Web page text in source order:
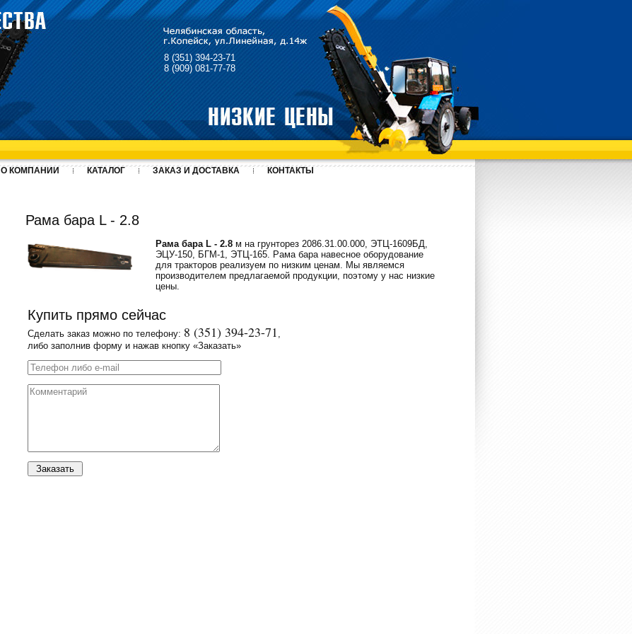
8 (351) 394-23-71
8 (909) 081-77-78
О КОМПАНИИ КАТАЛОГ ЗАКАЗ И ДОСТАВКА КОНТАКТЫ
Рама бара L - 2.8
Рама бара L - 2.8 м на грунторез 2086.31.00.000, ЭТЦ-1609БД,
ЭЦУ-150, БГМ-1, ЭТЦ-165. Рама бара навесное оборудование
для тракторов реализуем по низким ценам. Мы являемся
производителем предлагаемой продукции, поэтому у нас низкие
цены.
Купить прямо сейчас
Сделать заказ можно по телефону: 8 (351) 394-23-71 ,
либо заполнив форму и нажав кнопку «Заказать»
Заказать